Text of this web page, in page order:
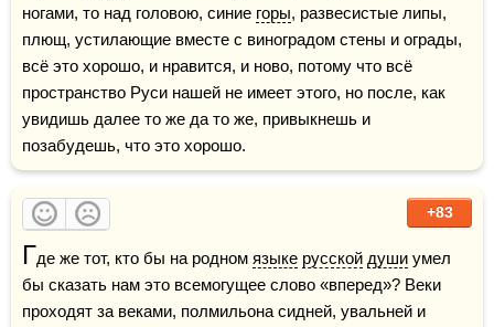
ногами, то над головою, синие горы, развесистые липы,
плющ, устилающие вместе с виноградом стены и ограды,
всё это хорошо, и нравится, и ново, потому что всё
пространство Руси нашей не имеет этого, но после, как
увидишь далее то же да то же, привыкнешь и
позабудешь, что это хорошо.
+83
Где же тот, кто бы на родном языке русской души умел
бы сказать нам это всемогущее слово «вперед»? Веки
проходят за веками, полмильона сидней, увальней и